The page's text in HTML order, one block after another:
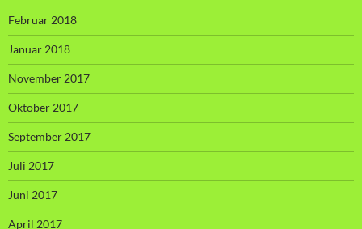
Februar 2018
Januar 2018
November 2017
Oktober 2017
September 2017
Juli 2017
Juni 2017
April 2017